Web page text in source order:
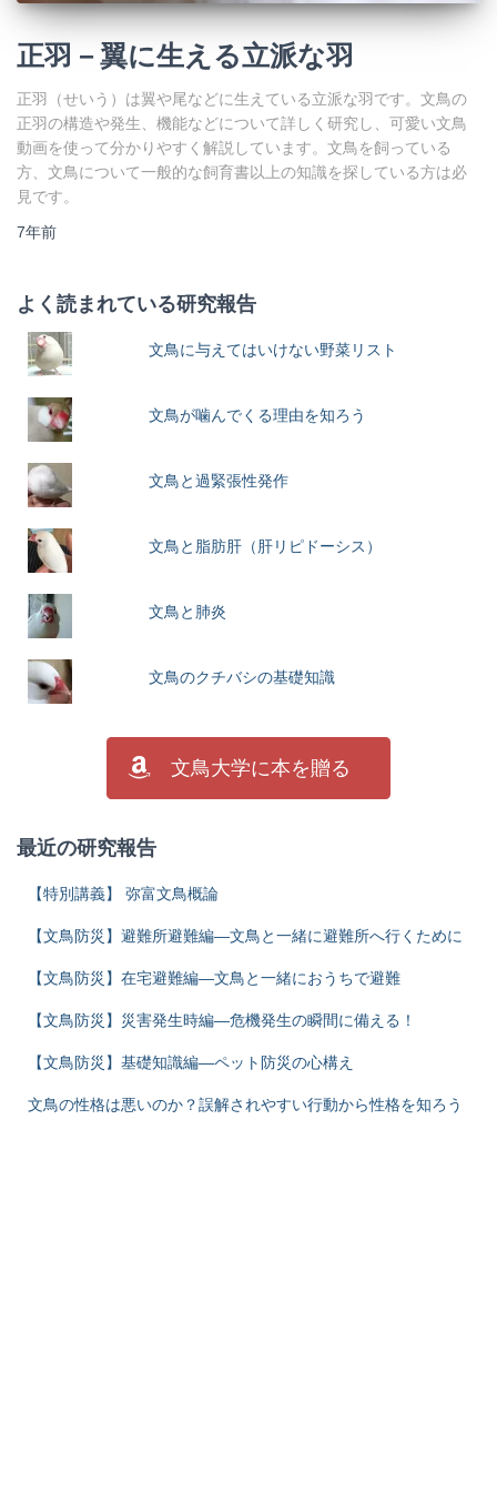
正羽－翼に生える立派な羽
正羽（せいう）は翼や尾などに生えている立派な羽です。文鳥の
正羽の構造や発生、機能などについて詳しく研究し、可愛い文鳥
動画を使って分かりやすく解説しています。文鳥を飼っている
方、文鳥について一般的な飼育書以上の知識を探している方は必
見です。
7年前
よく読まれている研究報告
文鳥に与えてはいけない野菜リスト
文鳥が噛んでくる理由を知ろう
文鳥と過緊張性発作
文鳥と脂肪肝（肝リピドーシス）
文鳥と肺炎
文鳥のクチバシの基礎知識
文鳥大学に本を贈る
最近の研究報告
【特別講義】 弥富文鳥概論
【文鳥防災】避難所避難編―文鳥と一緒に避難所へ行くために
【文鳥防災】在宅避難編―文鳥と一緒におうちで避難
【文鳥防災】災害発生時編―危機発生の瞬間に備える！
【文鳥防災】基礎知識編―ペット防災の心構え
文鳥の性格は悪いのか？誤解されやすい行動から性格を知ろう